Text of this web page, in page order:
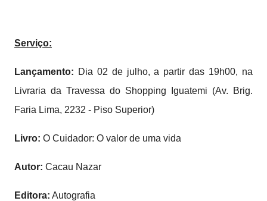
Serviço:
Lançamento: Dia 02 de julho, a partir das 19h00, na
Livraria da Travessa do Shopping Iguatemi (Av. Brig.
Faria Lima, 2232 - Piso Superior)
Livro: O Cuidador: O valor de uma vida
Autor: Cacau Nazar
Editora: Autografia